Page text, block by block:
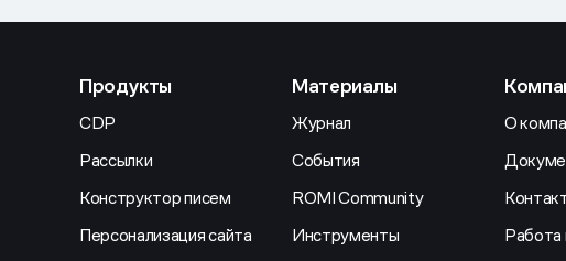
Продукты
CDP
Рассылки
Конструктор писем
Персонализация сайта
Материалы
Журнал
События
ROMI Community
Инструменты
О
Работа